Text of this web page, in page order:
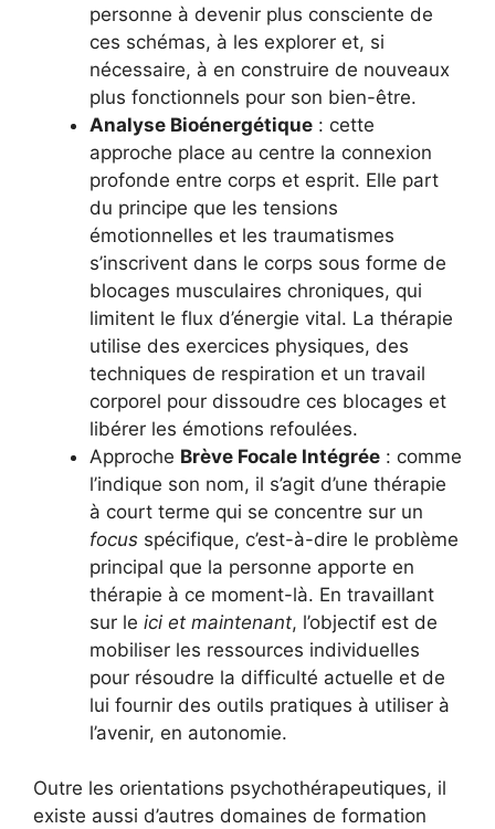
personne à devenir plus consciente de
ces schémas, à les explorer et, si
nécessaire, à en construire de nouveaux
plus fonctionnels pour son bien-être.
Analyse Bioénergétique : cette
approche place au centre la connexion
profonde entre corps et esprit. Elle part
du principe que les tensions
émotionnelles et les traumatismes
s’inscrivent dans le corps sous forme de
blocages musculaires chroniques, qui
limitent le flux d’énergie vital. La thérapie
utilise des exercices physiques, des
techniques de respiration et un travail
corporel pour dissoudre ces blocages et
libérer les émotions refoulées.
Approche Brève Focale Intégrée : comme
l’indique son nom, il s’agit d’une thérapie
à court terme qui se concentre sur un
focus spécifique, c’est-à-dire le problème
principal que la personne apporte en
thérapie à ce moment-là. En travaillant
sur le ici et maintenant, l’objectif est de
mobiliser les ressources individuelles
pour résoudre la difficulté actuelle et de
lui fournir des outils pratiques à utiliser à
l’avenir, en autonomie.
Outre les orientations psychothérapeutiques, il
existe aussi d’autres domaines de formation